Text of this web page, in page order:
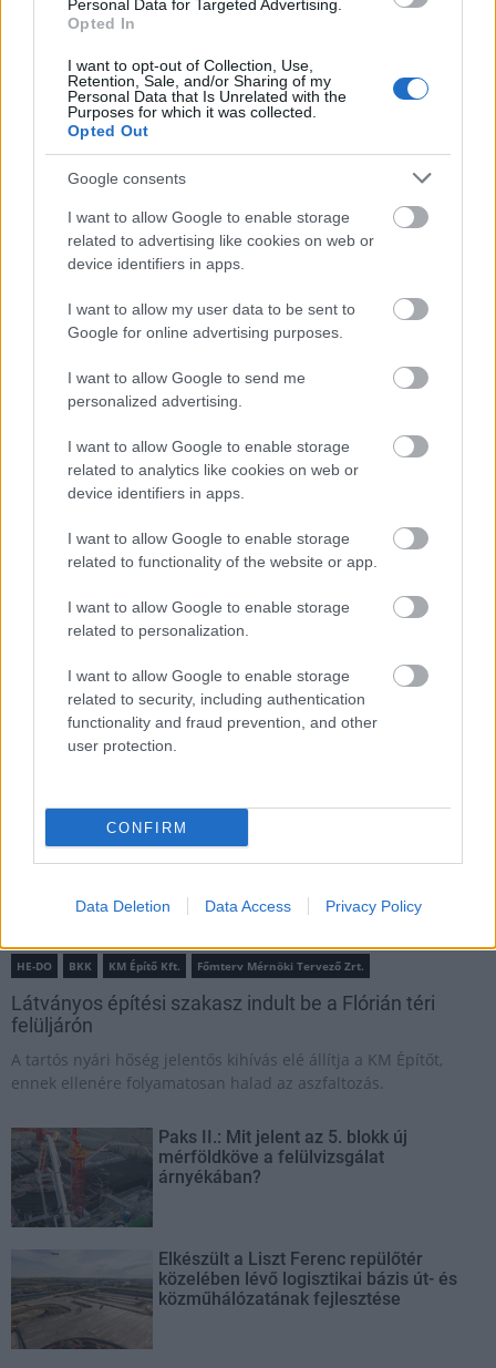
Personal Data for Targeted Advertising.
Opted In
I want to opt-out of Collection, Use,
Retention, Sale, and/or Sharing of my
Personal Data that Is Unrelated with the
Purposes for which it was collected.
Opted Out
Google consents
I want to allow Google to enable storage
related to advertising like cookies on web or
device identifiers in apps.
I want to allow my user data to be sent to
Google for online advertising purposes.
I want to allow Google to send me
personalized advertising.
I want to allow Google to enable storage
related to analytics like cookies on web or
device identifiers in apps.
I want to allow Google to enable storage
related to functionality of the website or app.
I want to allow Google to enable storage
related to personalization.
I want to allow Google to enable storage
related to security, including authentication
functionality and fraud prevention, and other
user protection.
CONFIRM
Data Deletion Data Access Privacy Policy
Kevesebb fényt!
Országos hírek
Gál Ferenc Egyetem
MAGYAR ÉPÍTŐK
HE-DO BKK KM Építő Kft. Főmterv Mérnöki Tervező Zrt.
Látványos építési szakasz indult be a Flórián téri
felüljárón
A tartós nyári hőség jelentős kihívás elé állítja a KM Építőt,
ennek ellenére folyamatosan halad az aszfaltozás.
Paks II.: Mit jelent az 5. blokk új
mérföldköve a felülvizsgálat
árnyékában?
Elkészült a Liszt Ferenc repülőtér
közelében lévő logisztikai bázis út- és
közműhálózatának fejlesztése